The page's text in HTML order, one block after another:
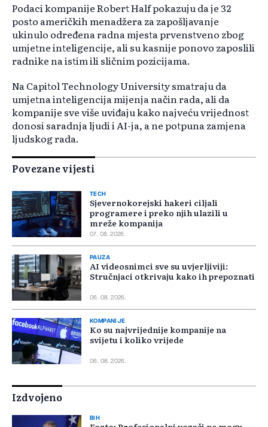
Podaci kompanije Robert Half pokazuju da je 32
posto američkih menadžera za zapošljavanje
ukinulo određena radna mjesta prvenstveno zbog
umjetne inteligencije, ali su kasnije ponovo zaposlili
radnike na istim ili sličnim pozicijama.
Na Capitol Technology University smatraju da
umjetna inteligencija mijenja način rada, ali da
kompanije sve više uviđaju kako najveću vrijednost
donosi saradnja ljudi i AI-ja, a ne potpuna zamjena
ljudskog rada.
Povezane vijesti
TECH
Sjevernokorejski hakeri ciljali
programere i preko njih ulazili u
mreže kompanija
07. 08. 2026.
PAUZA
AI videosnimci sve su uvjerljiviji:
Stručnjaci otkrivaju kako ih prepoznati
06. 08. 2026.
KOMPANIJE
Ko su najvrijednije kompanije na
svijetu i koliko vrijede
06. 08. 2026.
Izdvojeno
BIH